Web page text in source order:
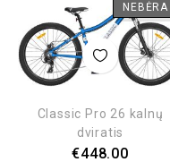
NEBĖRA
Classic Pro 26 kalnų
dviratis
€448.00